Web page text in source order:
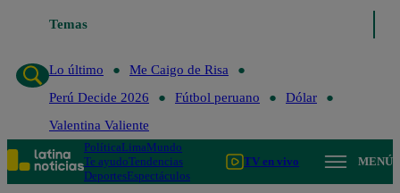
Temas
Lo último
Me Caigo de Risa
Perú Decide 2026
Fútbol peruano
Dólar
Valentina Valiente
PolíticaLimaMundo
Te ayudoTendencias
DeportesEspectáculos
TV en vivo MENÚ